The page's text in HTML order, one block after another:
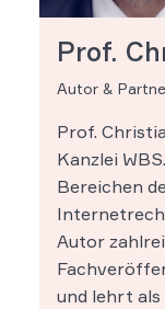
Prof.
Autor &
Prof.
Kanzlei
Bereichen
Autor
und lehrt